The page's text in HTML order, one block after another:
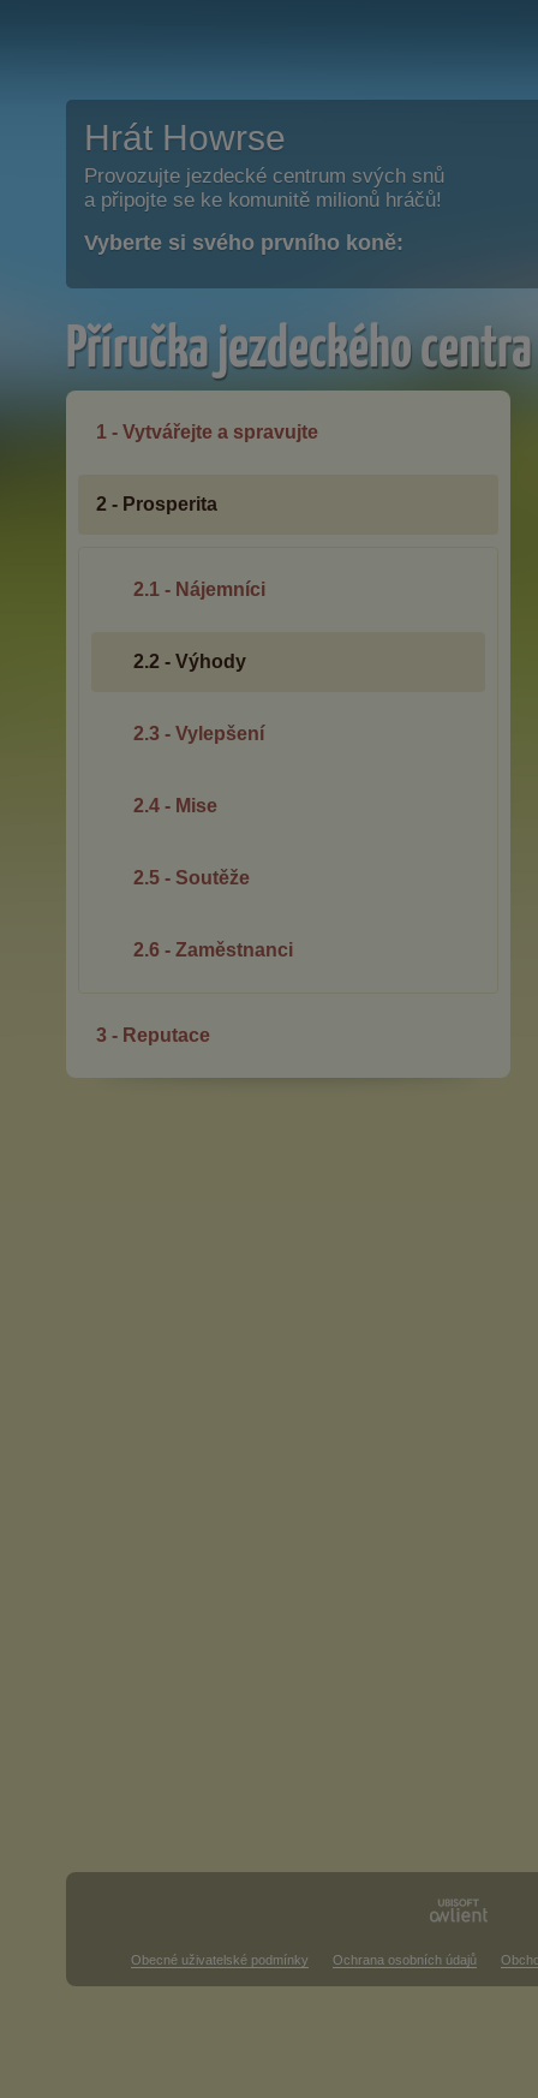
Hrát Howrse
Provozujte jezdecké centrum svých snů
a připojte se ke komunitě milionů hráčů!
Vyberte si svého prvního koně:
Příručka jezdeckého centra
1 - Vytvářejte a spravujte
2 - Prosperita
2.1 - Nájemníci
2.2 - Výhody
2.3 - Vylepšení
2.4 - Mise
2.5 - Soutěže
2.6 - Zaměstnanci
3 - Reputace
Obecné uživatelské podmínky Ochrana osobních údajů